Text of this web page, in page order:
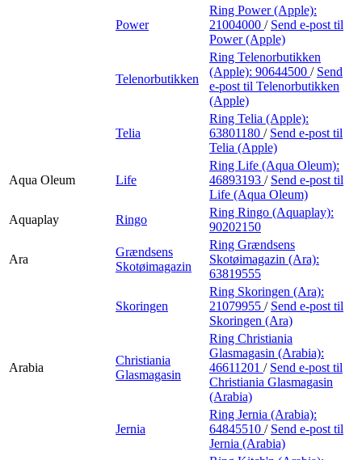
Power
Ring Power (Apple):
21004000 / Send e-post til
Power (Apple)
Telenorbutikken
Ring Telenorbutikken
(Apple): 90644500 / Send
e-post til Telenorbutikken
(Apple)
Telia
Ring Telia (Apple):
63801180 / Send e-post til
Telia (Apple)
Aqua Oleum Life
Ring Life (Aqua Oleum):
46893193 / Send e-post til
Life (Aqua Oleum)
Aquaplay
Ringo
Ring Ringo (Aquaplay):
90202150
Ara
Grændsens
Skotøimagazin
Ring Grændsens
Skotøimagazin (Ara):
63819555
Skoringen
Ring Skoringen (Ara):
21079955 / Send e-post til
Skoringen (Ara)
Arabia
Christiania
Glasmagasin
Ring Christiania
Glasmagasin (Arabia):
46611201 / Send e-post til
Christiania Glasmagasin
(Arabia)
Jernia
Ring Jernia (Arabia):
64845510 / Send e-post til
Jernia (Arabia)